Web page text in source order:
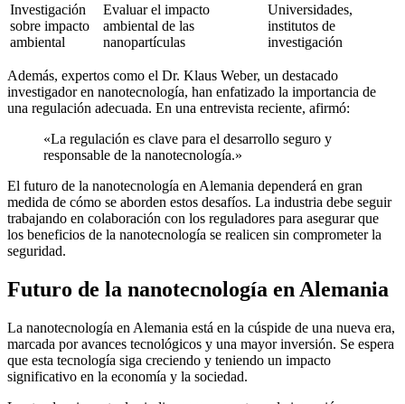
Investigación
sobre impacto
ambiental
Evaluar el impacto
ambiental de las
nanopartículas
Universidades,
institutos de
investigación
Además, expertos como el Dr. Klaus Weber, un destacado
investigador en nanotecnología, han enfatizado la importancia de
una regulación adecuada. En una entrevista reciente, afirmó:
«La regulación es clave para el desarrollo seguro y
responsable de la nanotecnología.»
El futuro de la nanotecnología en Alemania dependerá en gran
medida de cómo se aborden estos desafíos. La industria debe seguir
trabajando en colaboración con los reguladores para asegurar que
los beneficios de la nanotecnología se realicen sin comprometer la
seguridad.
Futuro de la nanotecnología en Alemania
La nanotecnología en Alemania está en la cúspide de una nueva era,
marcada por avances tecnológicos y una mayor inversión. Se espera
que esta tecnología siga creciendo y teniendo un impacto
significativo en la economía y la sociedad.